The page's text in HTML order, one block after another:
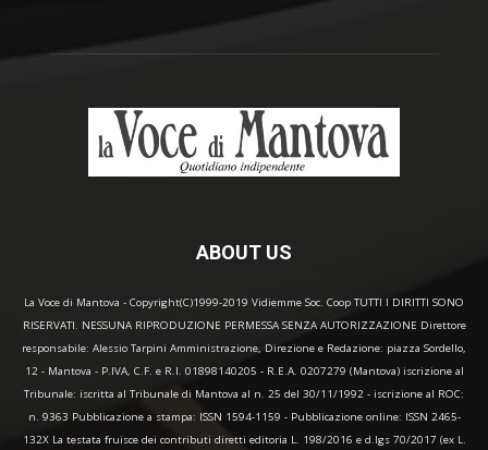
ABOUT US
La Voce di Mantova - Copyright(C)1999-2019 Vidiemme Soc. Coop TUTTI I DIRITTI SONO
RISERVATI. NESSUNA RIPRODUZIONE PERMESSA SENZA AUTORIZZAZIONE Direttore
responsabile: Alessio Tarpini Amministrazione, Direzione e Redazione: piazza Sordello,
12 - Mantova - P.IVA, C.F. e R.I. 01898140205 - R.E.A. 0207279 (Mantova) iscrizione al
Tribunale: iscritta al Tribunale di Mantova al n. 25 del 30/11/1992 - iscrizione al ROC:
n. 9363 Pubblicazione a stampa: ISSN 1594-1159 - Pubblicazione online: ISSN 2465-
132X La testata fruisce dei contributi diretti editoria L. 198/2016 e d.lgs 70/2017 (ex L.